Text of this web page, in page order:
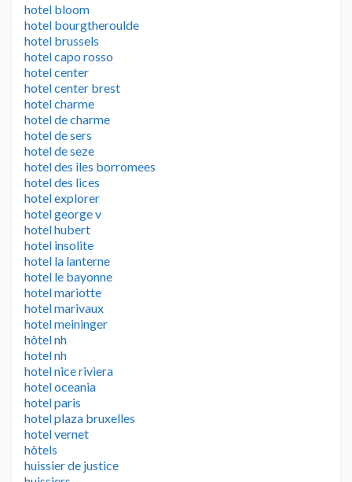
hotel bloom
hotel bourgtheroulde
hotel brussels
hotel capo rosso
hotel center
hotel center brest
hotel charme
hotel de charme
hotel de sers
hotel de seze
hotel des iles borromees
hotel des lices
hotel explorer
hotel george v
hotel hubert
hotel insolite
hotel la lanterne
hotel le bayonne
hotel mariotte
hotel marivaux
hotel meininger
hôtel nh
hotel nh
hotel nice riviera
hotel oceania
hotel paris
hotel plaza bruxelles
hotel vernet
hôtels
huissier de justice